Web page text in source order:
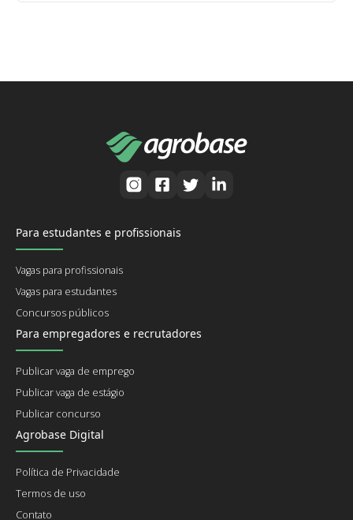
Para estudantes e profissionais
Vagas para profissionais
Vagas para estudantes
Concursos públicos
Para empregadores e recrutadores
Publicar vaga de emprego
Publicar vaga de estágio
Publicar concurso
Agrobase Digital
Política de Privacidade
Termos de uso
Contato